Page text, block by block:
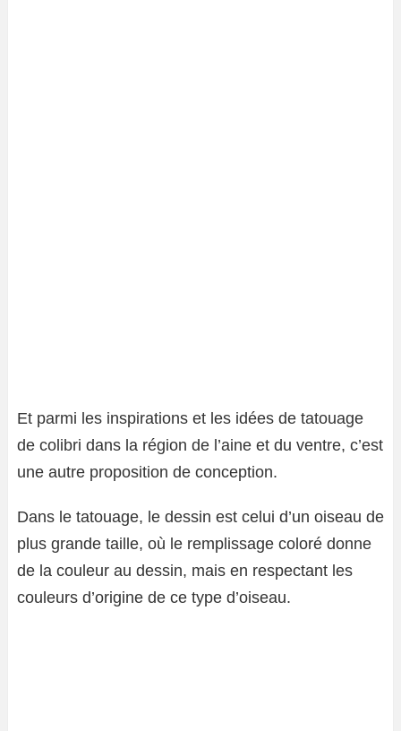
Et parmi les inspirations et les idées de tatouage
de colibri dans la région de l’aine et du ventre, c’est
une autre proposition de conception.
Dans le tatouage, le dessin est celui d’un oiseau de
plus grande taille, où le remplissage coloré donne
de la couleur au dessin, mais en respectant les
couleurs d’origine de ce type d’oiseau.